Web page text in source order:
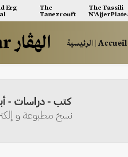
Erg
The
Tanezrouft
The Tassili
N’Ajjer
الرئيسية | Accueil